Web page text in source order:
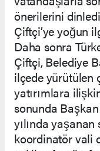
önerilerini
Çiftçi’ye yoğun
Daha sonra
Çiftçi, Belediye
ilçede yürütülen
yatırımlara
sonunda
yılında yaşanan
koordinatör vali